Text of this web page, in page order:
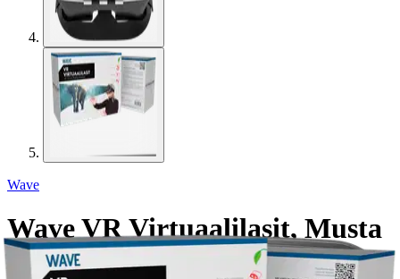
Wave
Wave VR Virtuaalilasit, Musta
19,95 €